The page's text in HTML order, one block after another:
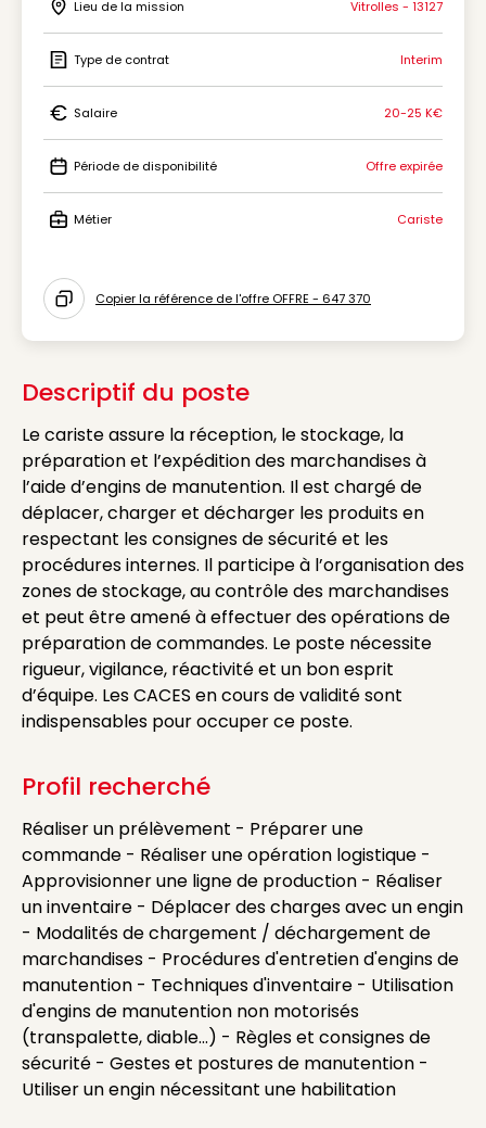
Icon Lieu de la mission
Lieu de la mission Vitrolles - 13127
Icon Type de contrat
Type de contrat Interim
Icon Salaire
Salaire 20-25 K€
Icon Période de disponibilité
Période de disponibilité Offre expirée
Métier Cariste
Icon copy to clipboard
Copier la référence de l'offre OFFRE - 647 370
Descriptif du poste
Le cariste assure la réception, le stockage, la
préparation et l’expédition des marchandises à
l’aide d’engins de manutention. Il est chargé de
déplacer, charger et décharger les produits en
respectant les consignes de sécurité et les
procédures internes. Il participe à l’organisation des
zones de stockage, au contrôle des marchandises
et peut être amené à effectuer des opérations de
préparation de commandes. Le poste nécessite
rigueur, vigilance, réactivité et un bon esprit
d’équipe. Les CACES en cours de validité sont
indispensables pour occuper ce poste.
Profil recherché
Réaliser un prélèvement - Préparer une
commande - Réaliser une opération logistique -
Approvisionner une ligne de production - Réaliser
un inventaire - Déplacer des charges avec un engin
- Modalités de chargement / déchargement de
marchandises - Procédures d'entretien d'engins de
manutention - Techniques d'inventaire - Utilisation
d'engins de manutention non motorisés
(transpalette, diable...) - Règles et consignes de
sécurité - Gestes et postures de manutention -
Utiliser un engin nécessitant une habilitation